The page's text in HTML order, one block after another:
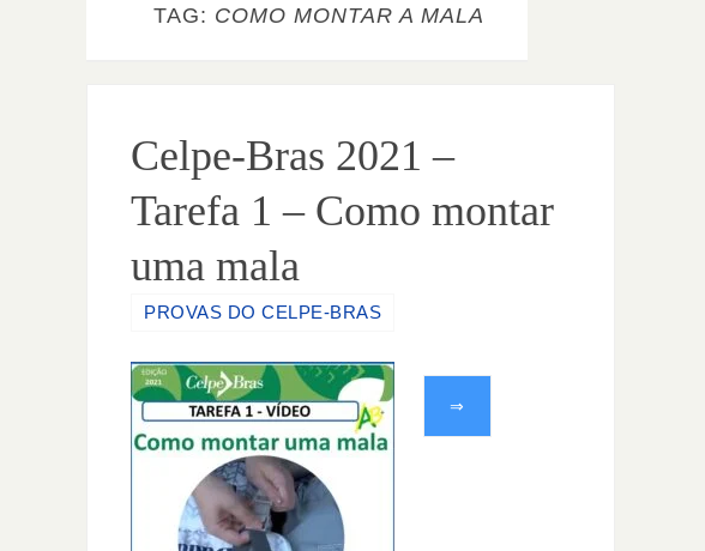
TAG: COMO MONTAR A MALA
Celpe-Bras 2021 –
Tarefa 1 – Como montar
uma mala
PROVAS DO CELPE-BRAS
⇒